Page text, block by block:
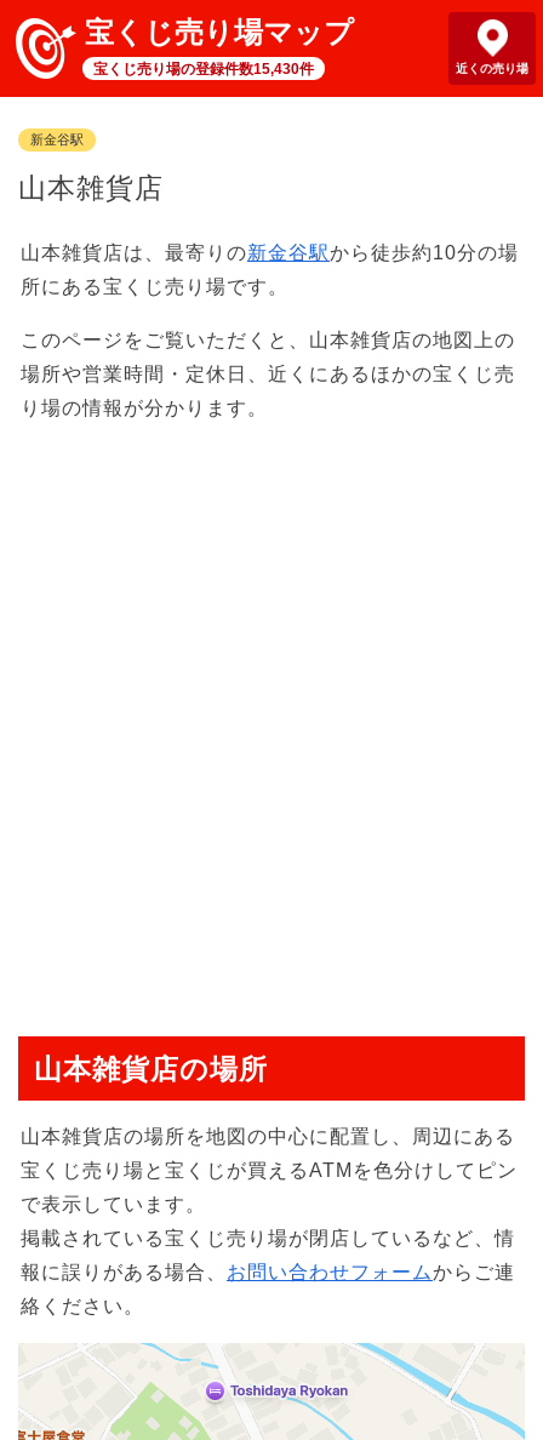
宝くじ売り場マップ
宝くじ売り場の登録件数15,430件 近くの売り場
新金谷駅
山本雑貨店
山本雑貨店は、最寄りの新金谷駅から徒歩約10分の場
所にある宝くじ売り場です。
このページをご覧いただくと、山本雑貨店の地図上の
場所や営業時間・定休日、近くにあるほかの宝くじ売
り場の情報が分かります。
山本雑貨店の場所
山本雑貨店の場所を地図の中心に配置し、周辺にある
宝くじ売り場と宝くじが買えるATMを色分けしてピン
で表示しています。
掲載されている宝くじ売り場が閉店しているなど、情
報に誤りがある場合、 お問い合わせフォームからご連
絡ください。